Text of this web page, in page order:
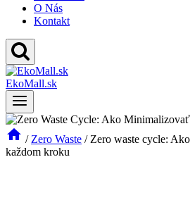
O Nás
Kontakt
EkoMall.sk
/ Zero Waste / Zero waste cycle:
každom kroku